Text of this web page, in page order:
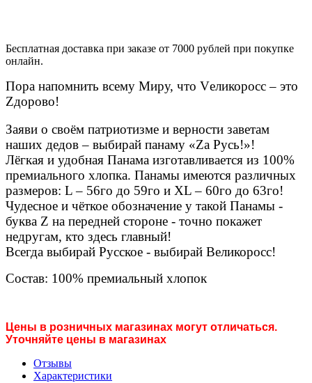
Бесплатная доставка при заказе от 7000 рублей при покупке
онлайн.
Пора напомнить всему Миру, что Vеликоросс – это
Zдорово!
Заяви о своём патриотизме и верности заветам
наших дедов – выбирай панаму «Zа Русь!»!
Лёгкая и удобная Панама изготавливается из 100%
премиального хлопка. Панамы имеются различных
размеров: L – 56го до 59го и XL – 60го до 63го!
Чудесное и чёткое обозначение у такой Панамы -
буква Z на передней стороне - точно покажет
недругам, кто здесь главный!
Всегда выбирай Русское - выбирай Великоросс!
Состав: 100% премиальный хлопок
Цены в розничных магазинах могут отличаться.
Уточняйте цены в магазинах
Отзывы
Характеристики